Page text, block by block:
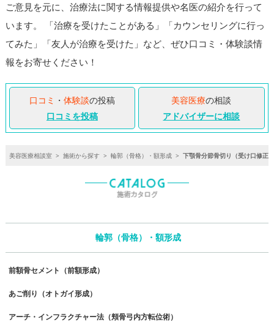
ご意見を元に、治療法に関する情報提供や名医の紹介を行って
います。 「治療を受けたことがある」「カウンセリングに行っ
てみた」「友人が治療を受けた」など、ぜひ口コミ・体験談情
報をお寄せください！
口コミ ・ 体験談の投稿
口コミを投稿
美容医療の相談
アドバイザーに相談
美容医療相談室 > 施術から探す > 輪郭（骨格）・額形成 > 下顎骨分節骨切り（受け口修正）
輪郭（骨格）・額形成
前額骨セメント（前額形成）
あご削り（オトガイ形成）
アーチ・インフラクチャー法（頬骨弓内方転位術）